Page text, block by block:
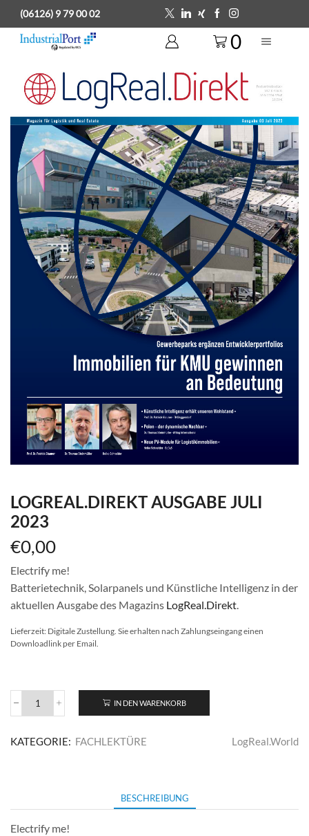
(06126) 9 79 00 02
0
LOGREAL.DIREKT AUSGABE JULI
2023
€0,00
Electrify me!
Batterietechnik, Solarpanels und Künstliche Intelligenz in der
aktuellen Ausgabe des Magazins LogReal.Direkt.
Lieferzeit: Digitale Zustellung. Sie erhalten nach Zahlungseingang einen
Downloadlink per Email.
LogReal.Direkt
2023
IN DEN WARENKORB
LogReal.World
KATEGORIE: FACHLEKTÜRE
BESCHREIBUNG
Electrify me!